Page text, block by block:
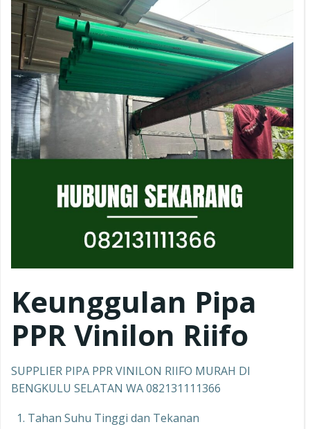
Keunggulan Pipa
PPRVinilon Riifo
SUPPLIER PIPA PPR VINILON RIIFO MURAH DI
BENGKULU SELATAN WA 082131111366
Tahan Suhu Tinggi dan Tekanan